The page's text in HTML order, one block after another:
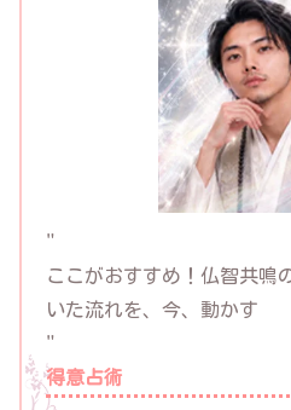
"
ここがおすすめ！ 仏智共鳴
いた流れを、今、動かす
"
得意占術